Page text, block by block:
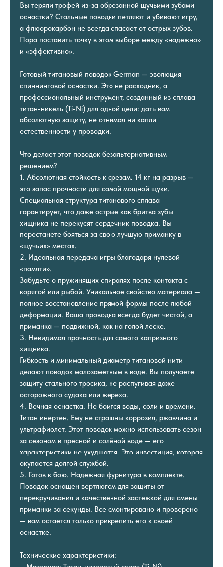
Вы теряли трофей из-за обрезанной щучьими зубами
оснастки? Стальные поводки петляют и убивают игру,
а флюорокарбон не всегда спасает от острых зубов.
Пора поставить точку в этом выборе между «надежно»
и «эффективно».
Готовый титановый поводок German — эволюция
спиннинговой оснастки. Это не расходник, а
профессиональный инструмент, созданный из сплава
титан-никель (Ti-Ni) для одной цели: дать вам
абсолютную защиту, не отнимая ни капли
естественности у проводки.
Что делает этот поводок безальтернативным
решением?
1. Абсолютная стойкость к срезам. 14 кг на разрыв —
это запас прочности для самой мощной щуки.
Специальная структура титанового сплава
гарантирует, что даже острые как бритва зубы
хищника не перекусят сердечник поводка. Вы
перестанете бояться за свою лучшую приманку в
«щучьих» местах.
2. Идеальная передача игры благодаря нулевой
«памяти».
Забудьте о пружинящих спиралях после контакта с
корягой или рыбой. Уникальное свойство материала —
полное восстановление прямой формы после любой
деформации. Ваша проводка всегда будет чистой, а
приманка — подвижной, как на голой леске.
3. Невидимая прочность для самого капризного
хищника.
Гибкость и минимальный диаметр титановой нити
делают поводок малозаметным в воде. Вы получаете
защиту стального тросика, не распугивая даже
осторожного судака или жереха.
4. Вечная оснастка. Не боится воды, соли и времени.
Титан инертен. Ему не страшны коррозия, ржавчина и
ультрафиолет. Этот поводок можно использовать сезон
за сезоном в пресной и солёной воде — его
характеристики не ухудшатся. Это инвестиция, которая
окупается долгой службой.
5. Готов к бою. Надежная фурнитура в комплекте.
Поводок оснащен вертлюгом для защиты от
перекручивания и качественной застежкой для смены
приманки за секунды. Все смонтировано и проверено
— вам остается только прикрепить его к своей
оснастке.
Технические характеристики: